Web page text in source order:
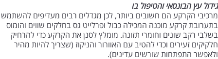
גידול עץ הבונסאי והטיפול בו
מרכיבי הקרקע הם חשובים ביותר, לכן מגדלים רבים מעדיפים להשתמש
בתערובת קרקע מוכנה המכילה כבול ופרלייט גס בחלקים שווים והומוס
בשלבי רקב שונים וחומרי תזונה. מומלץ לסנן את הקרקע כדי להרחיק
חלקיקים זעירים וכדי להטיב עם האוורור והניקוז (שצריך להיות מהיר
ולאפשר התפתחות שורשים עדינים).